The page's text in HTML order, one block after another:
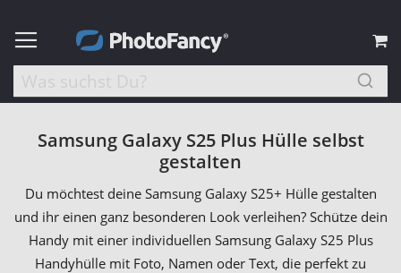
Samsung Galaxy S25 Plus Hülle selbst
gestalten
Du möchtest deine Samsung Galaxy S25+ Hülle gestalten
und ihr einen ganz besonderen Look verleihen? Schütze dein
Handy mit einer individuellen Samsung Galaxy S25 Plus
Handyhülle mit Foto, Namen oder Text, die perfekt zu